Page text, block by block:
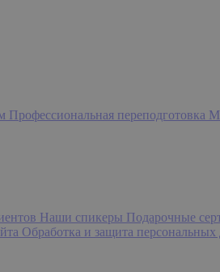
Профессиональная переподготовка
Наши спикеры Подарочные
Обработка и защита